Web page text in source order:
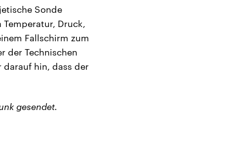
Sonde
Druck,
Fallschirm zum
der Technischen
hin, dass der
gesendet.